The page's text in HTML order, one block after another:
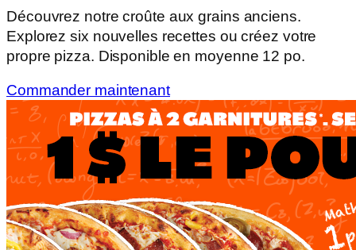
Découvrez notre croûte aux grains anciens.
Explorez six nouvelles recettes ou créez votre
propre pizza. Disponible en moyenne 12 po.
Commander maintenant